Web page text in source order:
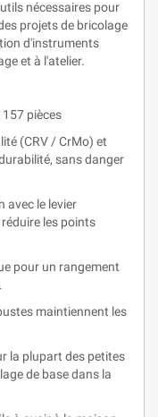
nécessaires pour
projets de bricolage
d'instruments
et à l'atelier.
pièces
(CRV / CrMo) et
sans danger
avec le levier
les points
pour un rangement
maintiennent les
la plupart des petites
de base dans la